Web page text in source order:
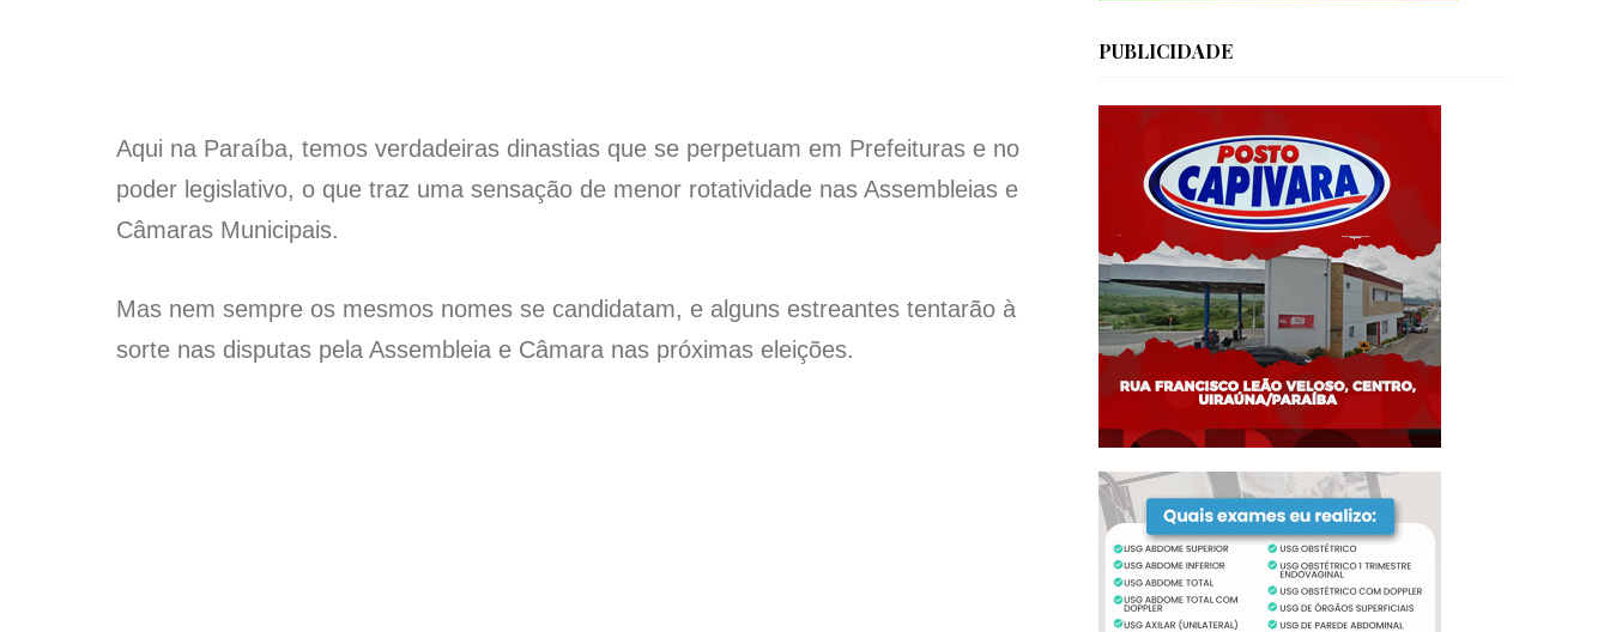
Aqui na Paraíba, temos verdadeiras dinastias que se perpetuam em Prefeituras e no
poder legislativo, o que traz uma sensação de menor rotatividade nas Assembleias e
Câmaras Municipais.
Mas nem sempre os mesmos nomes se candidatam, e alguns estreantes tentarão à
sorte nas disputas pela Assembleia e Câmara nas próximas eleições.
PUBLICIDADE